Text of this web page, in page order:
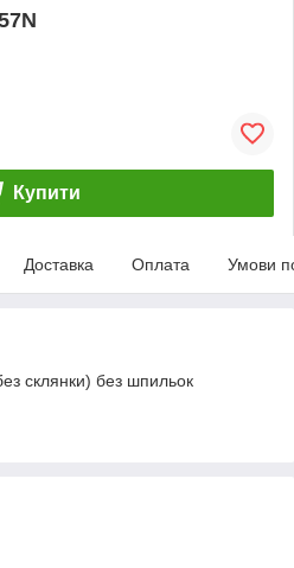
Купити
Доставка Оплата Умови
склянки) без шпильок